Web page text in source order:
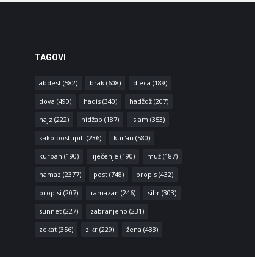
TAGOVI
abdest(582) brak(608) djeca (189)
dova (490) hadis(340) hadždž(207)
hajz (222) hidžab (187) islam (353)
kako postupiti (236) kur'an (580)
kurban (190) liječenje (190) muž(187)
namaz (2377) post(748) propis(432)
propisi (207) ramazan (246) sihr(303)
sunnet(227) zabranjeno (231)
zekat(356) zikr(229) žena (433)